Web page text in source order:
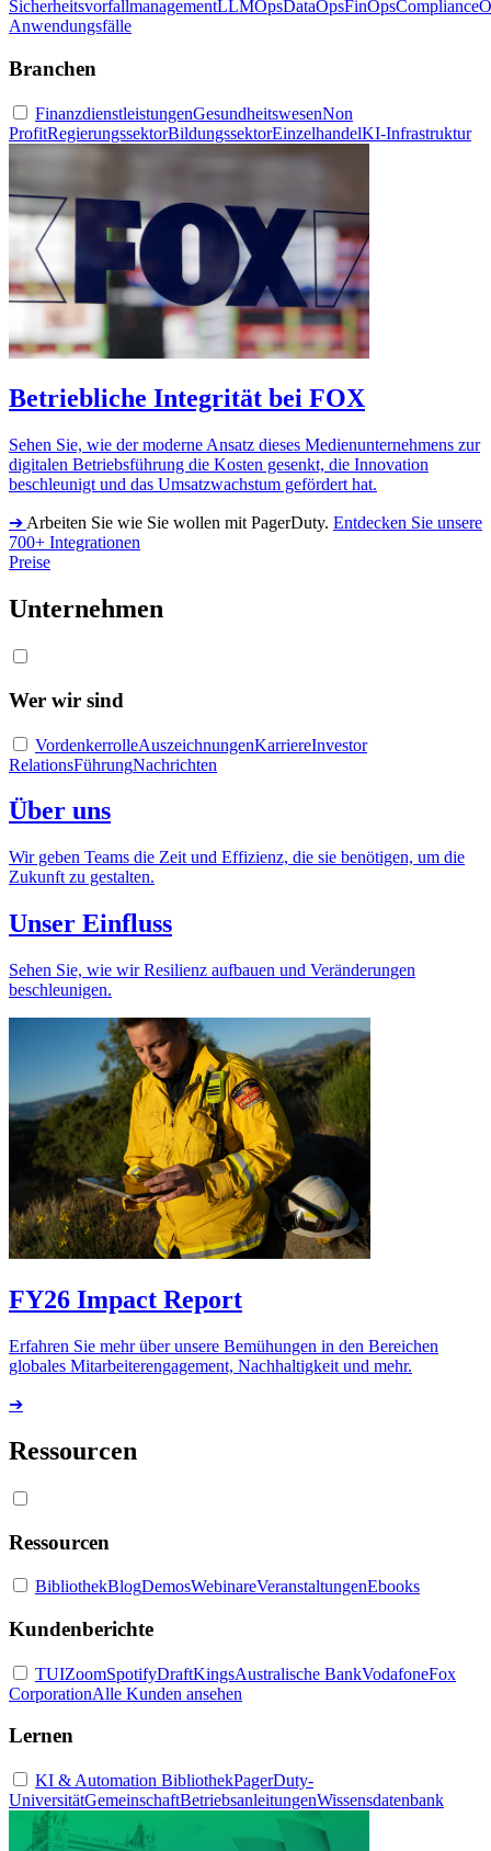
SicherheitsvorfallmanagementLLMOpsDataOpsFinOps
Anwendungsfälle
Branchen
FinanzdienstleistungenGesundheitswesenNon
ProfitRegierungssektorBildungssektorEinzelhandelKI-Infrastruktur
Betriebliche Integrität bei FOX
Sehen Sie, wie der moderne Ansatz dieses Medienunternehmens zur
digitalen Betriebsführung die Kosten gesenkt, die Innovation
beschleunigt und das Umsatzwachstum gefördert hat.
➔ Arbeiten Sie wie Sie wollen mit PagerDuty. Entdecken Sie unsere
700+ Integrationen
Preise
Unternehmen
Wer wir sind
VordenkerrolleAuszeichnungenKarriereInvestor
RelationsFührungNachrichten
Über uns
Wir geben Teams die Zeit und Effizienz, die sie benötigen, um die
Zukunft zu gestalten.
Unser Einfluss
Sehen Sie, wie wir Resilienz aufbauen und Veränderungen
beschleunigen.
FY26 Impact Report
Erfahren Sie mehr über unsere Bemühungen in den Bereichen
globales Mitarbeiterengagement, Nachhaltigkeit und mehr.
➔
Ressourcen
Ressourcen
BibliothekBlogDemosWebinareVeranstaltungenEbooks
Kundenberichte
TUIZoomSpotifyDraftKingsAustralische BankVodafoneFox
CorporationAlle Kunden ansehen
Lernen
KI & Automation BibliothekPagerDuty-
UniversitätGemeinschaftBetriebsanleitungenWissensdatenbank